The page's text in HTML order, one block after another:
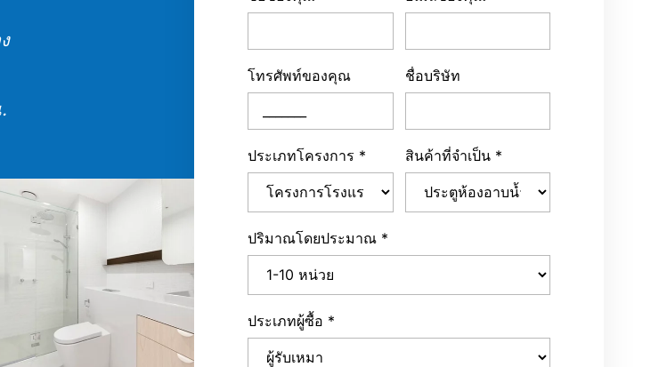
โทรศัพท์ของคุณ ชื่อบริษัท
ประเภทโครงการ * สินค้าที่จำเป็น *
ปริมาณโดยประมาณ *
ประเภทผู้ซื้อ *